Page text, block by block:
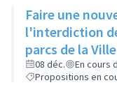
Rilliard et/ou le
Faire une
l'interdiction
parcs de la
mentionnant
chaque parc
08 déc.
En cours
Propositions en